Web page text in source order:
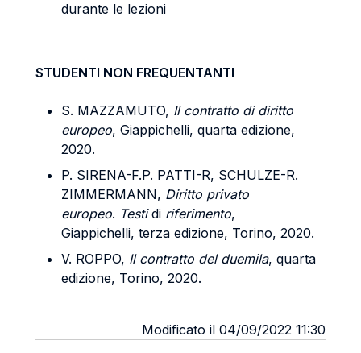
durante le lezioni
STUDENTI NON FREQUENTANTI
S. MAZZAMUTO, Il contratto di diritto
europeo, Giappichelli, quarta edizione,
2020.
P. SIRENA-F.P. PATTI-R, SCHULZE-R.
ZIMMERMANN, Diritto privato
europeo. Testidi riferimento,
Giappichelli, terza edizione, Torino, 2020.
V. ROPPO, Il contratto del duemila, quarta
edizione, Torino, 2020.
Modificato il 04/09/2022 11:30